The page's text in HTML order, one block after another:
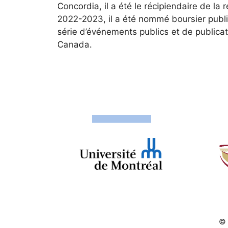
Concordia, il a été le récipiendaire de la
2022-2023, il a été nommé boursier
série d’événements publics et de
Canada.
©